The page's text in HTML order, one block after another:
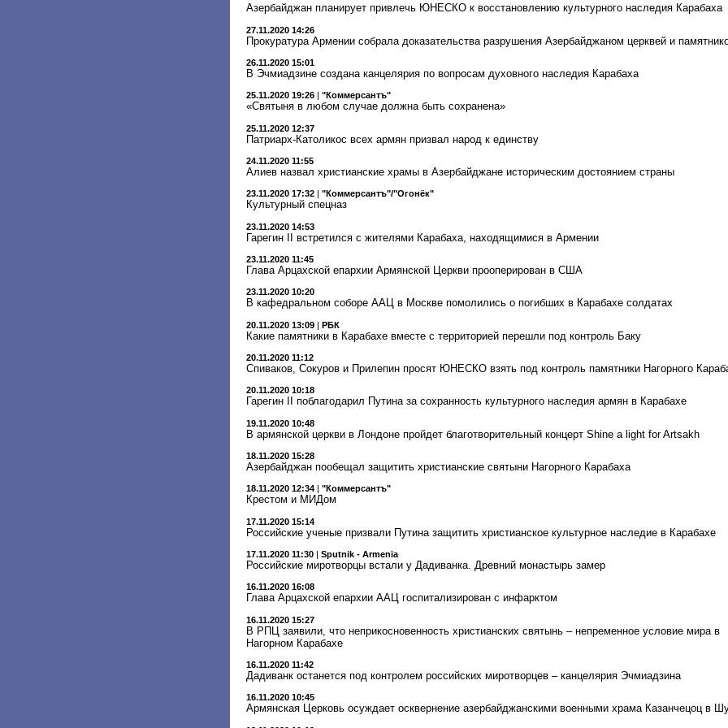
Азербайджан планирует привлечь ЮНЕСКО к восстановлению культурного наследия Карабаха
27.11.2020 14:26
Прокуратура Армении собрала доказательства разрушения Азербайджаном церквей и
26.11.2020 15:01
В Эчмиадзине создана канцелярия по вопросам духовного наследия Карабаха
25.11.2020 19:26 "Коммерсантъ"
«Святыня в любом случае должна быть сохранена»
25.11.2020 12:37
Патриарх-Католикос всех армян призвал народ к единству
24.11.2020 11:55
Алиев назвал христианские храмы в Азербайджане историческим достоянием страны
23.11.2020 17:32 "Коммерсантъ"/"Огонёк"
Культурный спецназ
23.11.2020 14:53
Гарегин II встретился с жителями Карабаха, находящимися в Армении
23.11.2020 11:45
Глава Арцахской епархии Армянской Церкви прооперирован в США
23.11.2020 10:20
В кафедральном соборе ААЦ в Москве помолились о погибших в Карабахе солдатах
20.11.2020 13:09 | РБК
Какие памятники в Карабахе вместе с территорией перешли под контроль Баку
20.11.2020 11:12
Спиваков, Сокуров и Прилепин просят ЮНЕСКО взять под контроль памятники Нагорного
20.11.2020 10:18
Гарегин II поблагодарил Путина за сохранность культурного наследия армян в Карабахе
19.11.2020 10:48
В армянской церкви в Лондоне пройдет благотворительный концерт Shine a light for Artsakh
18.11.2020 15:28
Азербайджан пообещал защитить христианские святыни Нагорного Карабаха
18.11.2020 12:34 "Коммерсантъ"
Крестом и МИДом
17.11.2020 15:14
Российские ученые призвали Путина защитить христианское культурное наследие в Карабахе
17.11.2020 11:30 | Sputnik - Armenia
Российские миротворцы встали у Дадиванка. Древний монастырь замер
16.11.2020 16:08
Глава Арцахской епархии ААЦ госпитализирован с инфарктом
16.11.2020 15:27
В РПЦ заявили, что неприкосновенность христианских святынь – непременное условие мира в
Нагорном Карабахе
16.11.2020 11:42
Дадиванк останется под контролем российских миротворцев – канцелярия Эчмиадзина
16.11.2020 10:45
Армянская Церковь осуждает осквернение азербайджанскими военными храма Казанчецоц в